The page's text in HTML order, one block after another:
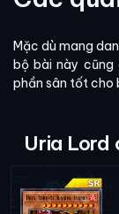
Mặc dù mang
bộ bài này cũng
phần sân tốt cho
Uria Lord